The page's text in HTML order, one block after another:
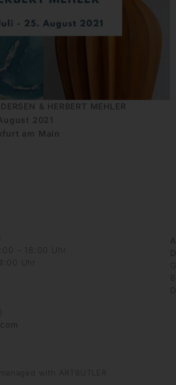
& HERBERT MEHLER
2021
am Main
– 18:00 Uhr
Uhr
managed with ARTBUTLER